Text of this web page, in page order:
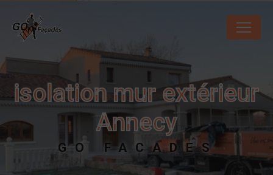
isolation mur extérieur
Annecy
GO FACADES